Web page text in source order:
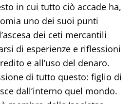
in cui tutto ciò accade ha,
uno dei suoi punti
dei ceti mercantili
di esperienze e riflessioni
e all’uso del denaro.
di tutto questo: figlio di
dall’interno quel mondo.